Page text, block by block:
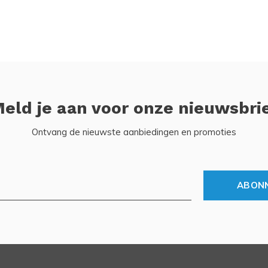
je aan voor onze
Ontvang de nieuwste aanbiedingen en promoties